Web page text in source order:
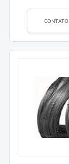
CONTATO